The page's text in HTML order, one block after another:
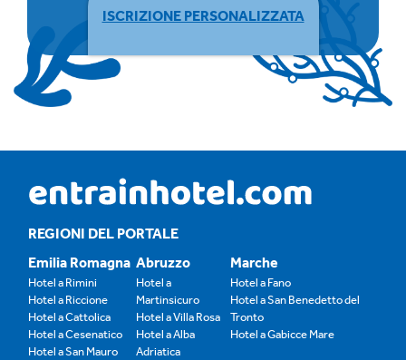
ISCRIZIONE PERSONALIZZATA
REGIONI DEL PORTALE
Emilia Romagna
Hotel a Rimini
Hotel a Riccione
Hotel a Cattolica
Hotel a Cesenatico
Hotel a San Mauro
Abruzzo
Hotel a
Martinsicuro
Hotel a Villa Rosa
Hotel a Alba
Adriatica
Marche
Hotel a Fano
Hotel a San Benedetto del
Tronto
Hotel a Gabicce Mare